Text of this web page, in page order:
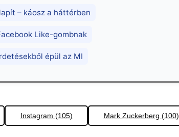
– káosz a háttérben
Like-gombnak
épül az MI
Instagram (105) Mark Zuckerberg (100)